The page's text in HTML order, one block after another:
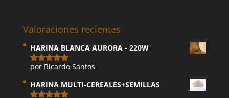
Valoraciones recientes
HARINA BLANCA AURORA - 220W
Valorado
por Ricardo Santos
HARINA MULTI-CEREALES+SEMILLAS